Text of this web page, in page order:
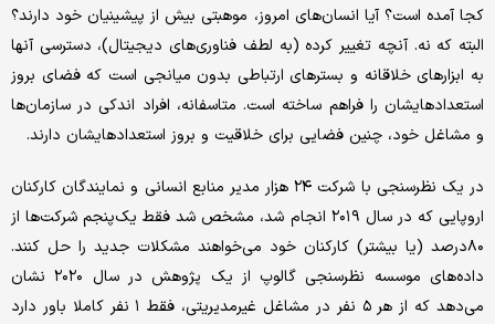
کجا آمده است؟ آیا انسان‌های امروز، موهبتی بیش از پیشینیان خود دارند؟
البته که نه. آنچه تغییر کرده (به لطف فناوری‌های دیجیتال)، دسترسی آنها
به ابزارهای خلاقانه و بسترهای ارتباطی بدون میانجی است که فضای بروز
استعدادهایشان را فراهم ساخته است. متاسفانه، افراد اندکی در سازمان‌ها
و مشاغل خود، چنین فضایی برای خلاقیت و بروز استعدادهایشان دارند.
در یک نظرسنجی با شرکت ۲۴ هزار مدیر منابع انسانی و نمایندگان کارکنان
اروپایی که در سال ۲۰۱۹ انجام شد، مشخص شد فقط یک‌پنجم شرکت‌ها از
۸۰درصد (یا بیشتر) کارکنان خود می‌خواهند مشکلات جدید را حل کنند.
داده‌های موسسه نظرسنجی گالوپ از یک پژوهش در سال ۲۰۲۰ نشان
می‌دهد که از هر ۵ نفر در مشاغل غیرمدیریتی، فقط ۱ نفر کاملا باور دارد